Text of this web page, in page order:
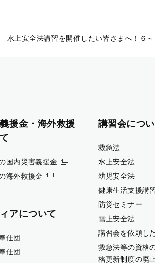
水上安全法講習を開催したい皆さまへ！６
援金・海外救援
国内災害義援金
海外救援金
アについて
仕団
仕団
講習会につ
救急法
水上安全法
幼児安全法
健康生活支援講
防災セミナー
雪上安全法
講習会を依頼し
救急法等の資格
格更新制度の廃